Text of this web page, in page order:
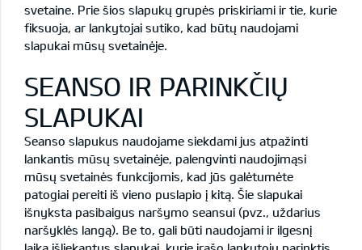
svetaine. Prie šios slapukų grupės priskiriami ir tie, kurie
fiksuoja, ar lankytojai sutiko, kad būtų naudojami
slapukai mūsų svetainėje.
SEANSO IR PARINKČIŲ
SLAPUKAI
Seanso slapukus naudojame siekdami jus atpažinti
lankantis mūsų svetainėje, palengvinti naudojimąsi
mūsų svetainės funkcijomis, kad jūs galėtumėte
patogiai pereiti iš vieno puslapio į kitą. Šie slapukai
išnyksta pasibaigus naršymo seansui (pvz., uždarius
naršyklės langą). Be to, gali būti naudojami ir ilgesnį